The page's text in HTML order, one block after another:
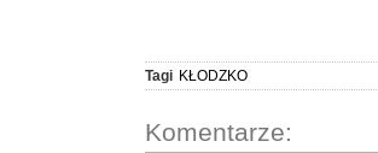
Tagi KŁODZKO
Komentarze: